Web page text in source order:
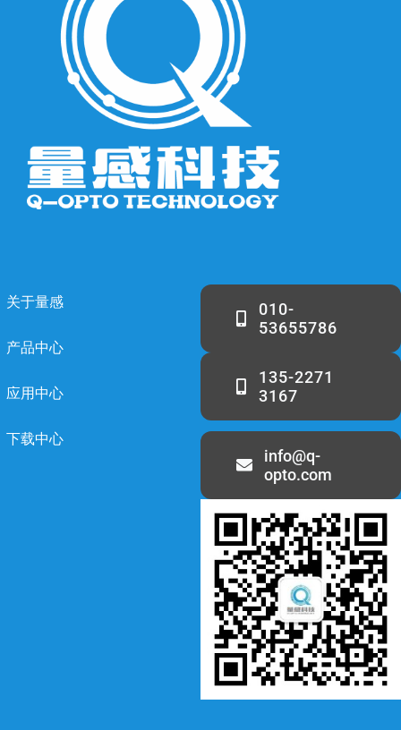
关于量感
产品中心
应用中心
下载中心
010-
53655786
135-2271
3167
info@q-
opto.com